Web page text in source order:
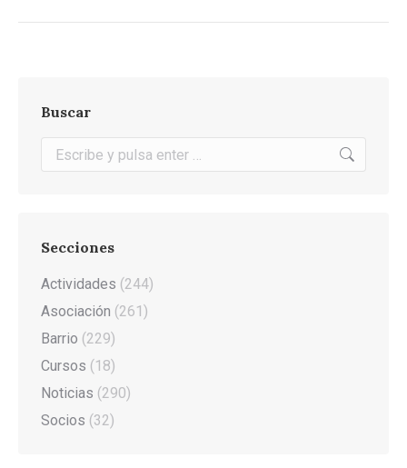
Buscar
Buscar:
Secciones
Actividades (244)
Asociación (261)
Barrio (229)
Cursos (18)
Noticias (290)
Socios (32)